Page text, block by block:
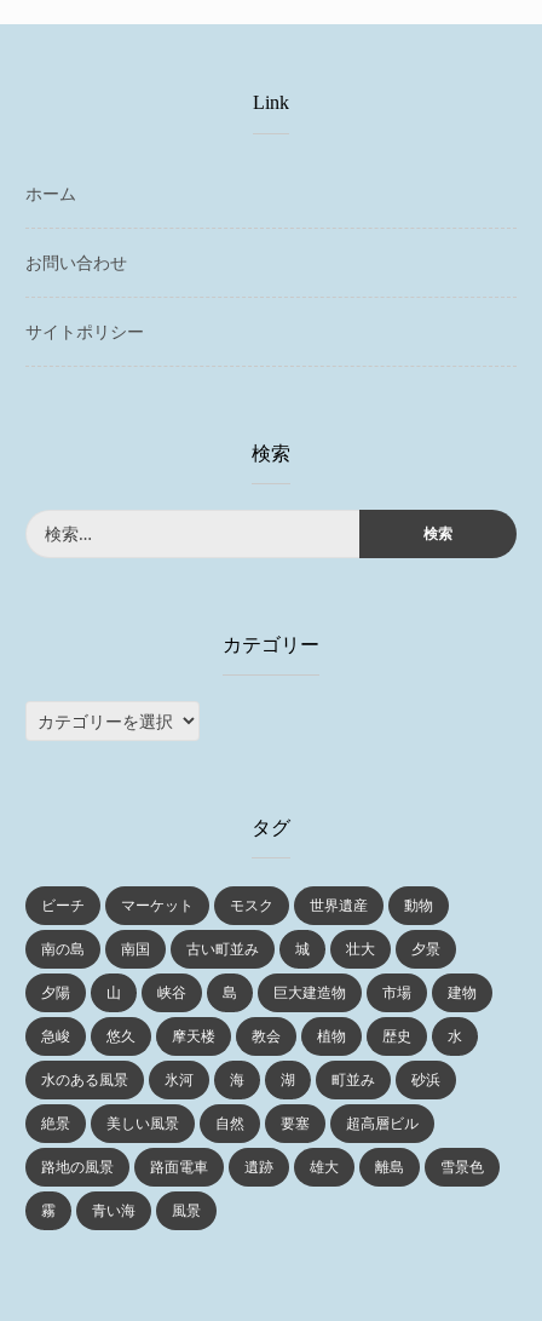
Link
ホーム
お問い合わせ
サイトポリシー
検索
索:
カテゴリー
カ
タグ
ビーチ マーケット モスク 世界遺産 動物
南の島 南国 古い町並み 城 壮大 夕景
夕陽 山 峡谷 島 巨大建造物 市場 建物
急峻 悠久 摩天楼 教会 植物 歴史 水
水のある風景 氷河 海 湖 町並み 砂浜
絶景 美しい風景 自然 要塞 超高層ビル
路地の風景 路面電車 遺跡 雄大 離島 雪景色
霧 青い海 風景